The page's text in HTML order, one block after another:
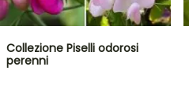
Collezione Piselli odorosi
perenni